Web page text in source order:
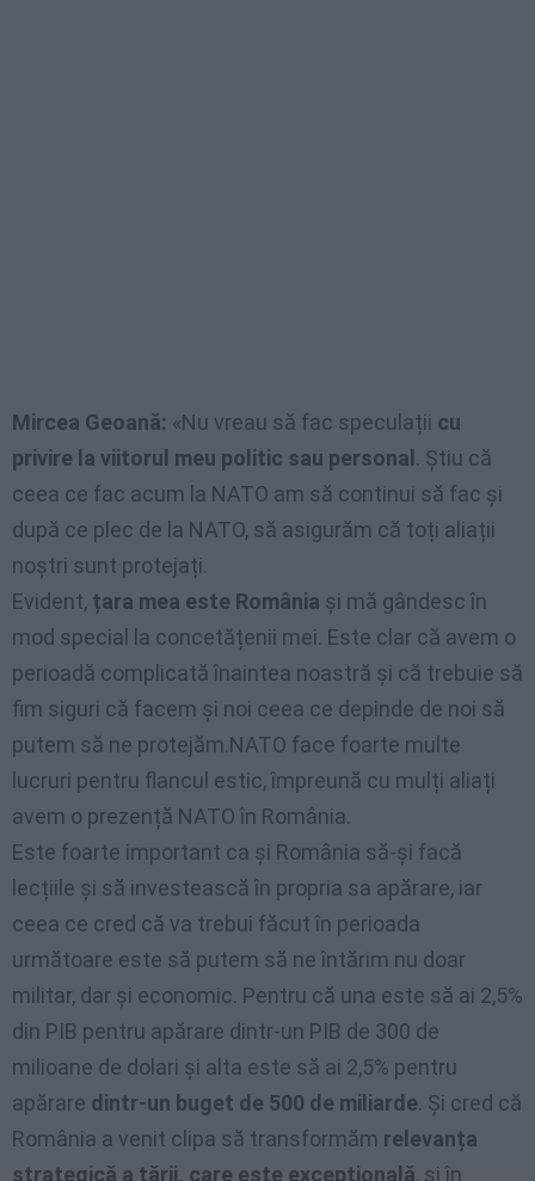
Mircea Geoană: «Nu vreau să fac speculații cu
privire la viitorul meu politic sau personal . Știu că
ceea ce fac acum la NATO am să continui să fac și
după ce plec de la NATO, să asigurăm că toți aliații
noștri sunt protejați.
Evident, țara mea este România și mă gândesc în
mod special la concetățenii mei. Este clar că avem o
perioadă complicată înaintea noastră și că trebuie să
fim siguri că facem și noi ceea ce depinde de noi să
putem să ne protejăm.NATO face foarte multe
lucruri pentru flancul estic, împreună cu mulți aliați
avem o prezență NATO în România.
Este foarte important ca și România să-și facă
lecțiile și să investească în propria sa apărare, iar
ceea ce cred că va trebui făcut în perioada
următoare este să putem să ne întărim nu doar
militar, dar și economic. Pentru că una este să ai 2,5%
din PIB pentru apărare dintr-un PIB de 300 de
milioane de dolari și alta este să ai 2,5% pentru
apărare dintr-un buget de 500 de miliarde. Și cred că
România a venit clipa să transformăm relevanța
strategică a țării, care este excepțională, și în